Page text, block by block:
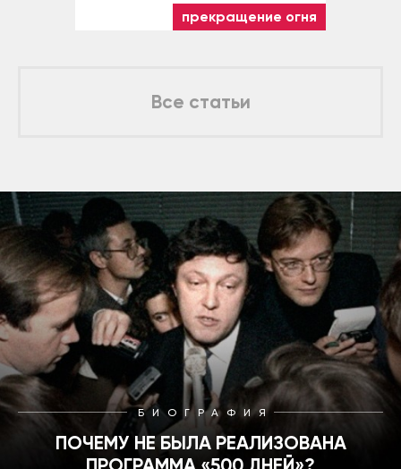
прекращение огня
Все статьи
БИОГРАФИЯ
ПОЧЕМУ НЕ БЫЛА РЕАЛИЗОВАНА